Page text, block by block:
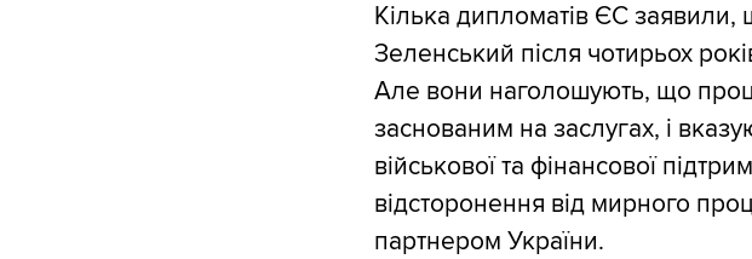
Кілька дипломатів ЄС заявили,
Зеленський після чотирьох
Але вони наголошують, що
заснованим на заслугах, і
військової та фінансової
відсторонення від мирного
партнером України.